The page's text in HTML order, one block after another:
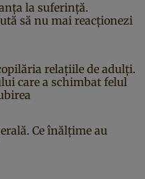
la suferință.
să nu mai reacționezi
relațiile de adulți.
care a schimbat felul
Ce înălțime au